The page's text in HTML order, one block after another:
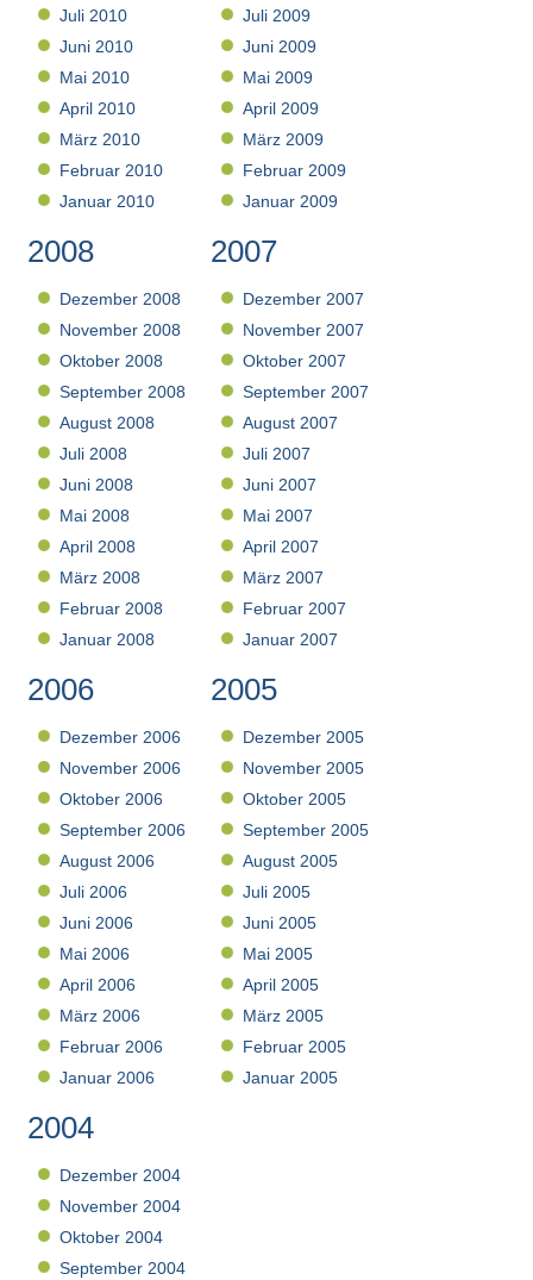
Juli 2010
Juni 2010
Mai 2010
April 2010
März 2010
Februar 2010
Januar 2010
Juli 2009
Juni 2009
Mai 2009
April 2009
März 2009
Februar 2009
Januar 2009
2008
Dezember 2008
November 2008
Oktober 2008
September 2008
August 2008
Juli 2008
Juni 2008
Mai 2008
April 2008
März 2008
Februar 2008
Januar 2008
2007
Dezember 2007
November 2007
Oktober 2007
September 2007
August 2007
Juli 2007
Juni 2007
Mai 2007
April 2007
März 2007
Februar 2007
Januar 2007
2006
Dezember 2006
November 2006
Oktober 2006
September 2006
August 2006
Juli 2006
Juni 2006
Mai 2006
April 2006
März 2006
Februar 2006
Januar 2006
2005
Dezember 2005
November 2005
Oktober 2005
September 2005
August 2005
Juli 2005
Juni 2005
Mai 2005
April 2005
März 2005
Februar 2005
Januar 2005
2004
Dezember 2004
November 2004
Oktober 2004
September 2004